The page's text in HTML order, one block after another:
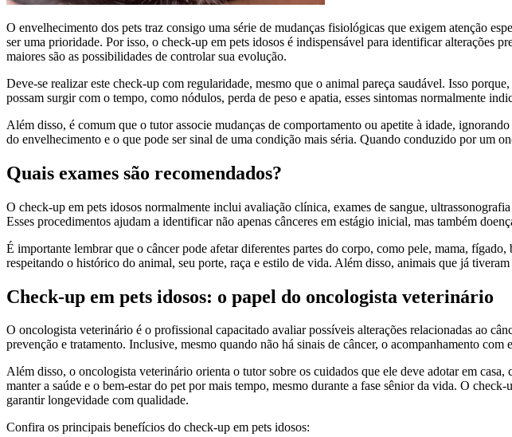
O envelhecimento dos pets traz consigo uma série de mudanças fisiológicas que exigem atenção
ser uma prioridade. Por isso, o check-up em pets idosos é indispensável para identificar alterações
maiores são as possibilidades de controlar sua evolução.
Deve-se realizar este check-up com regularidade, mesmo que o animal pareça saudável. Isso
possam surgir com o tempo, como nódulos, perda de peso e apatia, esses sintomas normalmente
Além disso, é comum que o tutor associe mudanças de comportamento ou apetite à idade,
do envelhecimento e o que pode ser sinal de uma condição mais séria. Quando conduzido por um
Quais exames são recomendados?
O check-up em pets idosos normalmente inclui avaliação clínica, exames de sangue,
Esses procedimentos ajudam a identificar não apenas cânceres em estágio inicial, mas também
É importante lembrar que o câncer pode afetar diferentes partes do corpo, como pele, mama,
respeitando o histórico do animal, seu porte, raça e estilo de vida. Além disso, animais que já
Check-up em pets idosos: o papel do oncologista veterinário
O oncologista veterinário é o profissional capacitado avaliar possíveis alterações relacionadas ao
prevenção e tratamento. Inclusive, mesmo quando não há sinais de câncer, o acompanhamento
Além disso, o oncologista veterinário orienta o tutor sobre os cuidados que ele deve adotar em
manter a saúde e o bem-estar do pet por mais tempo, mesmo durante a fase sênior da vida. O
garantir longevidade com qualidade.
Confira os principais benefícios do check-up em pets idosos: